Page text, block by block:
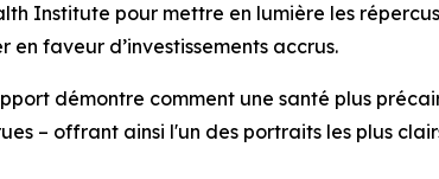
Institute pour mettre en lumière les
faveur d’investissements accrus.
démontre comment une santé plus
– offrant ainsi l'un des portraits les plus